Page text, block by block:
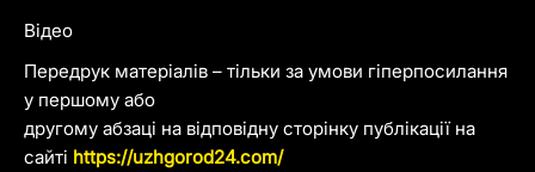
Передрук матеріалів – тільки за умови гіперпосилання
у першому або
другому абзаці на відповідну сторінку публікації на
сайті https://uzhgorod24.com/
Відео